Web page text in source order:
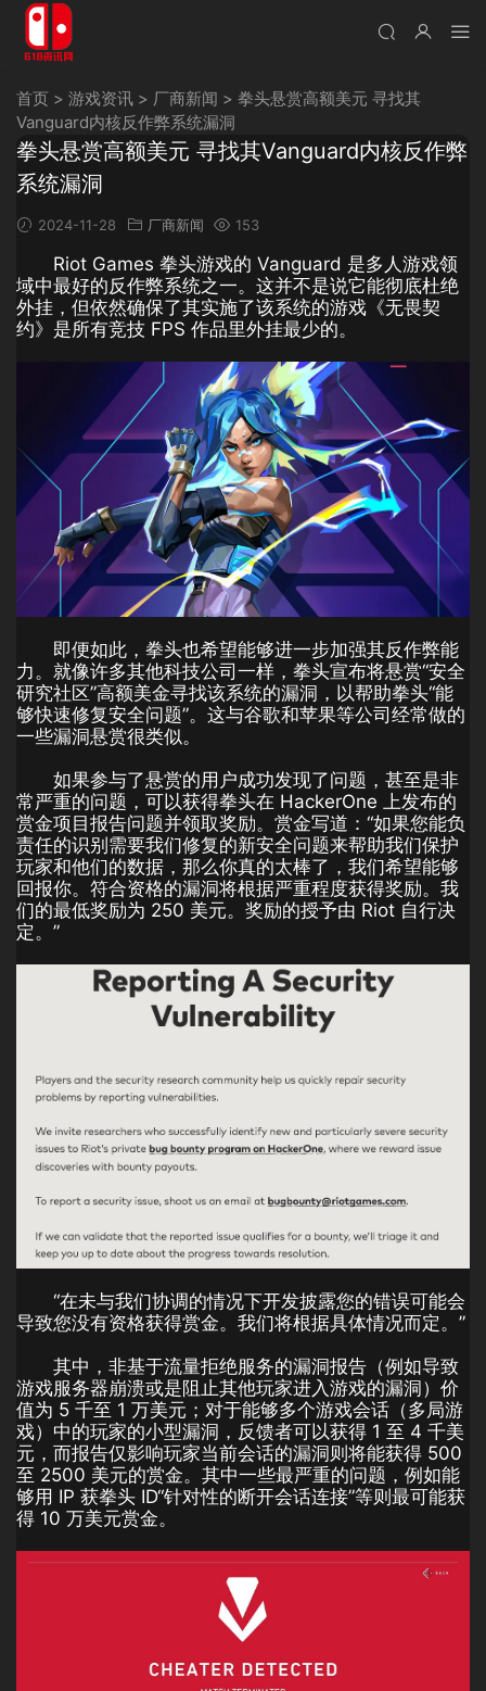
首页 > 游戏资讯 > 厂商新闻 > 拳头悬赏高额美元 寻找其
Vanguard内核反作弊系统漏洞
拳头悬赏高额美元 寻找其Vanguard内核反作弊
系统漏洞
2024-11-28 厂商新闻 153
Riot Games 拳头游戏的 Vanguard 是多人游戏领
域中最好的反作弊系统之一。这并不是说它能彻底杜绝
外挂，但依然确保了其实施了该系统的游戏《无畏契
约》是所有竞技 FPS 作品里外挂最少的。
即便如此，拳头也希望能够进一步加强其反作弊能
力。就像许多其他科技公司一样，拳头宣布将悬赏“安全
研究社区”高额美金寻找该系统的漏洞，以帮助拳头“能
够快速修复安全问题”。这与谷歌和苹果等公司经常做的
一些漏洞悬赏很类似。
如果参与了悬赏的用户成功发现了问题，甚至是非
常严重的问题，可以获得拳头在 HackerOne 上发布的
赏金项目报告问题并领取奖励。赏金写道：“如果您能负
责任的识别需要我们修复的新安全问题来帮助我们保护
玩家和他们的数据，那么你真的太棒了，我们希望能够
回报你。符合资格的漏洞将根据严重程度获得奖励。我
们的最低奖励为 250 美元。奖励的授予由 Riot 自行决
定。”
“在未与我们协调的情况下开发披露您的错误可能会
导致您没有资格获得赏金。我们将根据具体情况而定。”
其中，非基于流量拒绝服务的漏洞报告（例如导致
游戏服务器崩溃或是阻止其他玩家进入游戏的漏洞）价
值为 5 千至 1 万美元；对于能够多个游戏会话（多局游
戏）中的玩家的小型漏洞，反馈者可以获得 1 至 4 千美
元，而报告仅影响玩家当前会话的漏洞则将能获得 500
至 2500 美元的赏金。其中一些最严重的问题，例如能
够用 IP 获拳头 ID“针对性的断开会话连接”等则最可能获
得 10 万美元赏金。